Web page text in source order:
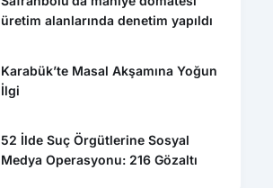
üretim alanlarında denetim yapıldı
Karabük’te Masal Akşamına Yoğun
İlgi
52 İlde Suç Örgütlerine Sosyal
Medya Operasyonu: 216 Gözaltı